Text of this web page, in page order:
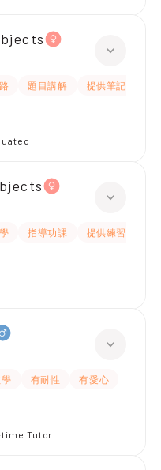
題目講解 提供筆記
指導功課
提供練習題/試題
有耐性
有愛心
Tutor